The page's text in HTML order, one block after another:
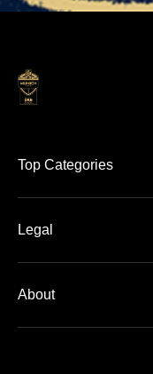
Top Categories
Legal
About